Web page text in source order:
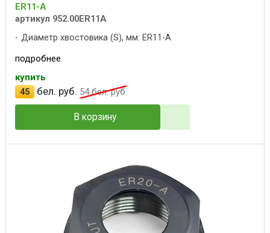
ER11-A
артикул 952.00ER11A
Диаметр хвостовика (S), мм: ER11-A
подробнее
купить
45
бел. руб. 54бел. руб.
В корзину